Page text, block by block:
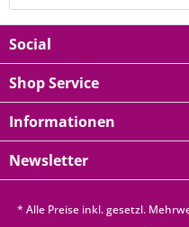
Social
Shop Service
Informationen
Newsletter
* Alle Preise inkl. gesetzl.